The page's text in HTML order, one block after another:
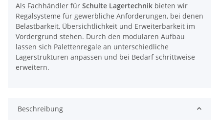
Als Fachhändler für Schulte Lagertechnik bieten wir
Regalsysteme für gewerbliche Anforderungen, bei denen
Belastbarkeit, Übersichtlichkeit und Erweiterbarkeit im
Vordergrund stehen. Durch den modularen Aufbau
lassen sich Palettenregale an unterschiedliche
Lagerstrukturen anpassen und bei Bedarf schrittweise
erweitern.
Beschreibung